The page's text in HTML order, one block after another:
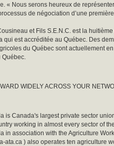
« Nous serons heureux de
de négociation d’une
et Fils S.E.N.C. est la
qui est accréditée au Québec. Des
du Québec sont actuellement
Québec.
WIDELY ACROSS YOUR
is Canada's largest private sector
working in almost every sector of
in association with the Agriculture
ata.ca ) also operates ten agriculture